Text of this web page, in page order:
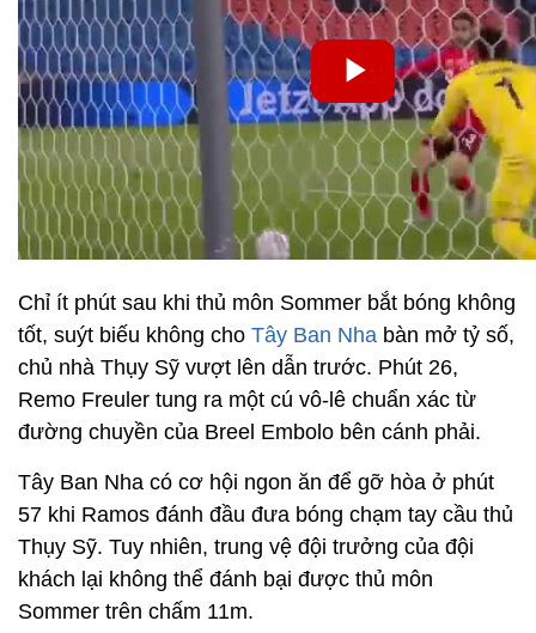
Chỉ ít phút sau khi thủ môn Sommer bắt bóng không
tốt, suýt biếu không cho Tây Ban Nha bàn mở tỷ số,
chủ nhà Thụy Sỹ vượt lên dẫn trước. Phút 26,
Remo Freuler tung ra một cú vô-lê chuẩn xác từ
đường chuyền của Breel Embolo bên cánh phải.
Tây Ban Nha có cơ hội ngon ăn để gỡ hòa ở phút
57 khi Ramos đánh đầu đưa bóng chạm tay cầu thủ
Thụy Sỹ. Tuy nhiên, trung vệ đội trưởng của đội
khách lại không thể đánh bại được thủ môn
Sommer trên chấm 11m.